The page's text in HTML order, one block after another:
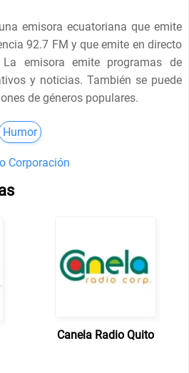
emisora ecuatoriana que emite
92.7 FM y que emite en directo
emisora emite programas de
y noticias. También se puede
de géneros populares.
Humor
Corporación
Canela Radio Quito